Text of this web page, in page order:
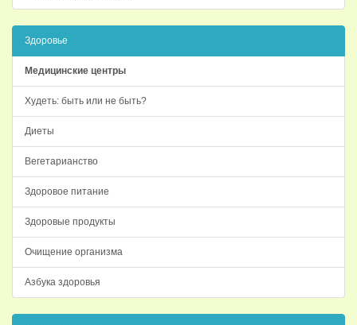
Здоровье
Медицинские центры
Худеть: быть или не быть?
Диеты
Вегетарианство
Здоровое питание
Здоровые продукты
Очищение организма
Азбука здоровья